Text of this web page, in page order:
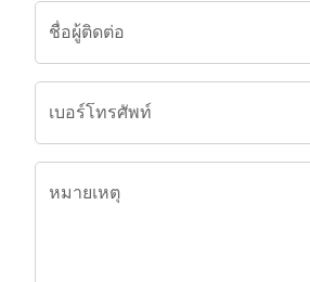
ชื่อผู้ติดต่อ
เบอร์โทรศัพท์
หมายเหตุ